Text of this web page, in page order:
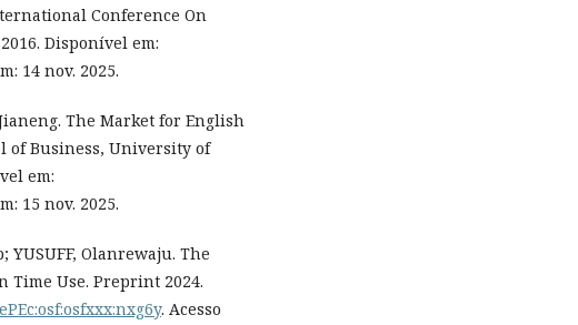
Conference On
Disponível em:
14 nov. 2025.
The Market for English
of Business, University of
em:
15 nov. 2025.
YUSUFF, Olanrewaju. The
Time Use. Preprint 2024.
. Acesso